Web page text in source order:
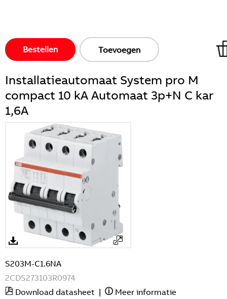
Bestellen Toevoegen
Installatieautomaat System pro M
compact 10 kA Automaat 3p+N C kar
1,6A
S203M-C1.6NA
2CDS273103R0974
Download datasheet | Meer informatie